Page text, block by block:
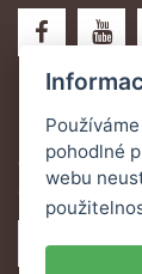
Novinky na
Odebírejte
email
pohodlné
webu